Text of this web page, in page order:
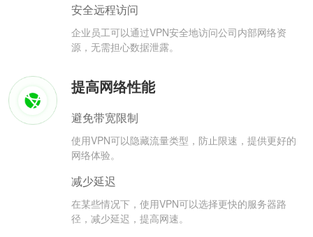
安全远程访问
企业员工可以通过VPN安全地访问公司内部网络资
源，无需担心数据泄露。
提高网络性能
避免带宽限制
使用VPN可以隐藏流量类型，防止限速，提供更好的
网络体验。
减少延迟
在某些情况下，使用VPN可以选择更快的服务器路
径，减少延迟，提高网速。